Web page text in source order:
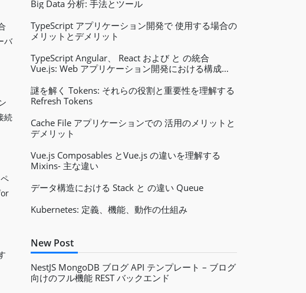
バ
続
Big Data 分析: 手法とツール
TypeScript アプリケーション開発で 使用する場合の
メリットとデメリット
TypeScript Angular、 React および と の統合
Vue.js: Web アプリケーション開発における構成と
謎を解く Tokens: それらの役割と重要性を理解する
Refresh Tokens
Cache File アプリケーションでの 活用のメリットと
デメリット
Vue.js Composables とVue.js の違いを理解する
Mixins- 主な違い
データ構造における Stack と の違い Queue
Kubernetes: 定義、機能、動作の仕組み
New Post
NestJS MongoDB ブログ API テンプレート – ブログ
向けのフル機能 REST バックエンド